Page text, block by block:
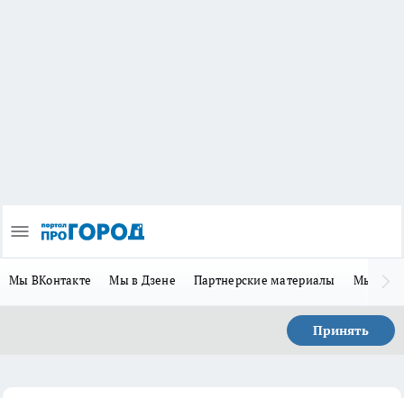
Мы ВКонтакте Мы в Дзене Партнерские материалы Мы в
Принять